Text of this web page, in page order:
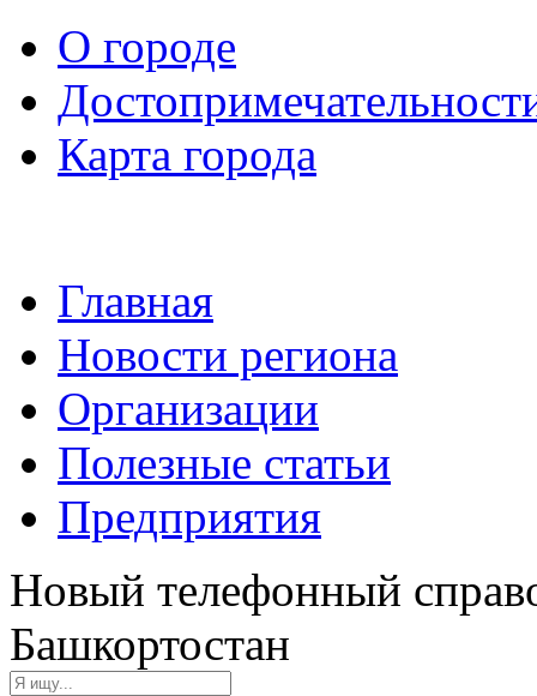
О городе
Карта города
Главная
Новости региона
Организации
Полезные статьи
Предприятия
Новый телефонный
Башкортостан